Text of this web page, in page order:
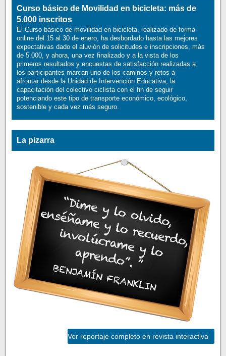
Curso básico de Movilidad en bicicleta: más de
5.000 inscritos
El Curso básico de movilidad en bicicleta, realizado de forma
online del 15 al 30 de enero, ha desbordado hasta las mejores
expectativas dado el aluvión de solicitudes e inscripciones, más
de 5.000, y ahora, una vez finalizado y a la vista de los
primeros resultados y encuestas de satisfacción realizadas a
los participantes marcan uno de los caminos y retos a
afrontar desde la Unidad de Intervención Educativa, la
capacitación del colectivo ciclista con el fin de seguir
potenciando este tipo de transporte económico, ecológico,
sostenible y cada vez más seguro.
La pizarra
Ver reportaje completo en revista interactiva